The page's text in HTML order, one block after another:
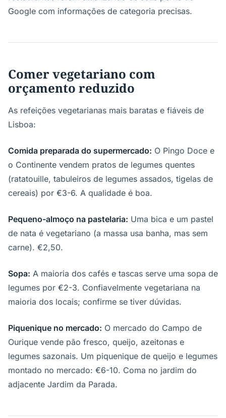
Google com informações de categoria precisas.
Comer vegetariano com
orçamento reduzido
As refeições vegetarianas mais baratas e fiáveis de
Lisboa:
Comida preparada do supermercado: O Pingo Doce e
o Continente vendem pratos de legumes quentes
(ratatouille, tabuleiros de legumes assados, tigelas de
cereais) por €3-6. A qualidade é boa.
Pequeno-almoço na pastelaria: Uma bica e um pastel
de nata é vegetariano (a massa usa banha, mas sem
carne). €2,50.
Sopa: A maioria dos cafés e tascas serve uma sopa de
legumes por €2-3. Confiavelmente vegetariana na
maioria dos locais; confirme se tiver dúvidas.
Piquenique no mercado: O mercado do Campo de
Ourique vende pão fresco, queijo, azeitonas e
legumes sazonais. Um piquenique de queijo e legumes
montado no mercado: €6-10. Coma no jardim do
adjacente Jardim da Parada.